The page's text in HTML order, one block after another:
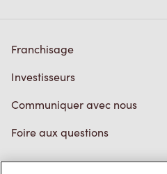
Franchisage
Investisseurs
Communiquer avec nous
Foire aux questions